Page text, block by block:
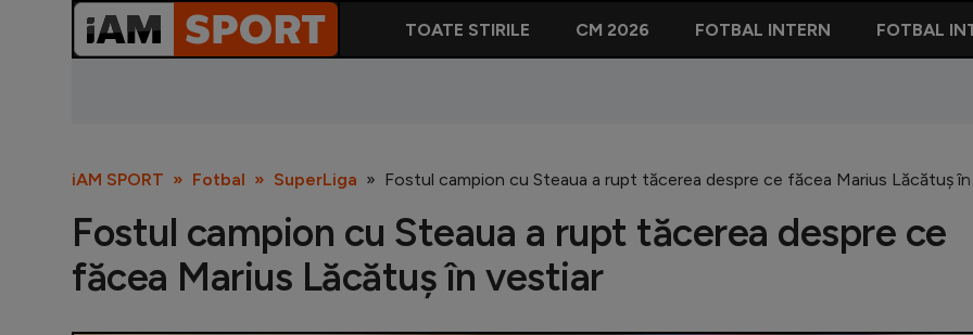
TOATE STIRILE CM 2026 FOTBAL INTERN FOTBAL
iAM SPORT Fotbal SuperLiga Fostul campion cu Steaua a rupt tăcerea despre ce făcea Marius Lăcătuș
Fostul campion cu Steaua a rupt tăcerea despre ce
făcea Marius Lăcătuș în vestiar